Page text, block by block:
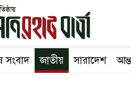
সংবাদ জাতীয় সারাদেশ